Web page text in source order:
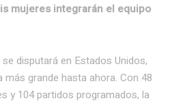
mujeres integrarán el equipo
disputará en Estados Unidos,
más grande hasta ahora. Con 48
y 104 partidos programados, la